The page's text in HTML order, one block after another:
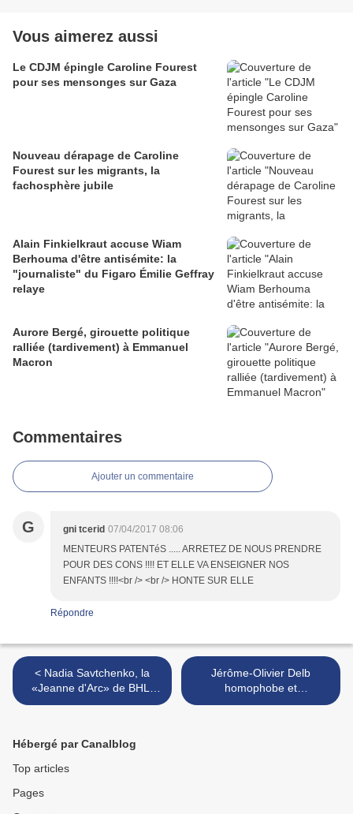
Vous aimerez aussi
Le CDJM épingle Caroline Fourest
pour ses mensonges sur Gaza
Nouveau dérapage de Caroline
Fourest sur les migrants, la
fachosphère jubile
Alain Finkielkraut accuse Wiam
Berhouma d'être antisémite: la
"journaliste" du Figaro Émilie Geffray
relaye
Aurore Bergé, girouette politique
ralliée (tardivement) à Emmanuel
Macron
Commentaires
Ajouter un commentaire
G gni tcerid 07/04/2017 08:06
MENTEURS PATENTéS ..... ARRETEZ DE NOUS PRENDRE
POUR DES CONS !!!! ET ELLE VA ENSEIGNER NOS
ENFANTS !!!!<br /> <br /> HONTE SUR ELLE
Répondre
< Nadia Savtchenko, la
«Jeanne d'Arc» de BHL,
tient des propos antisémites
Jérôme-Olivier Delb
homophobe et
LGBTphobe?... >
Hébergé par Canalblog
Top articles
Pages